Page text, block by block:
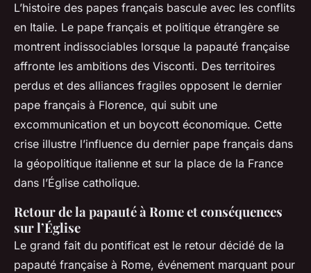
L’histoire des papes français bascule avec les conflits
en Italie. Le pape français et politique étrangère se
montrent indissociables lorsque la papauté française
affronte les ambitions des Visconti. Des territoires
perdus et des alliances fragiles opposent le dernier
pape français à Florence, qui subit une
excommunication et un boycott économique. Cette
crise illustre l’influence du dernier pape français dans
la géopolitique italienne et sur la place de la France
dans l’Église catholique.
Retour de la papauté à Rome et conséquences
sur l’Église
Le grand fait du pontificat est le retour décidé de la
papauté française à Rome, événement marquant pour